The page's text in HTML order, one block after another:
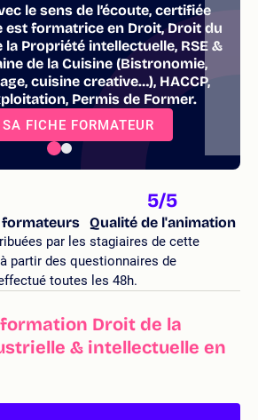
le sens de l’écoute, certifiée
est formatrice en Droit, Droit du
la Propriété intellectuelle, RSE &
de la Cuisine (Bistronomie,
cuisine creative…), HACCP,
Permis de Former.
FICHE FORMATEUR
formateurs
5/5
Qualité de l'animation
par les stagiaires de cette
partir des questionnaires de
toutes les 48h.
Droit de la
& intellectuelle en